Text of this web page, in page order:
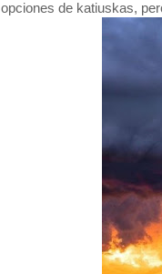
opciones de katiuskas,